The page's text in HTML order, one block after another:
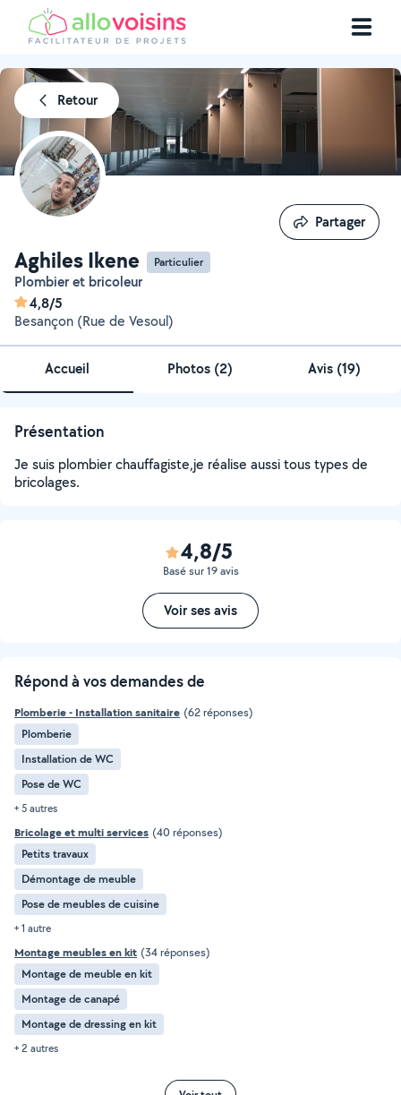
Retour
Aghiles Ikene Particulier
Plombier et bricoleur
4,8/5
Besançon (Rue de Vesoul)
Partager
Partager
Accueil Photos (2) Avis (19)
Présentation
Je suis plombier chauffagiste,je réalise aussi tous types de
bricolages.
4,8/5
Basé sur 19 avis
Voir ses avis
Répond à vos demandes de
Plomberie - Installation sanitaire (62 réponses)
Plomberie
Installation de WC
Pose de WC
+ 5 autres
Bricolage et multi services (40 réponses)
Petits travaux
Démontage de meuble
Pose de meubles de cuisine
+ 1 autre
Montage meubles en kit (34 réponses)
Montage de meuble en kit
Montage de canapé
Montage de dressing en kit
+ 2 autres